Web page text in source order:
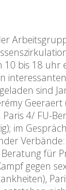
10 bis 18 uhr
sind
Geeraert
4/ FU-
im
für
gegen